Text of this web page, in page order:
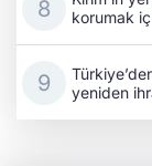
korumak
yeniden